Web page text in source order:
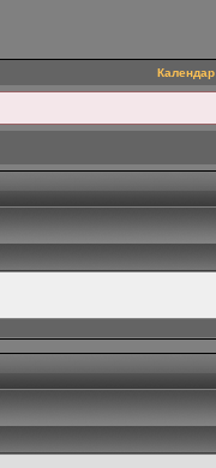
Календар